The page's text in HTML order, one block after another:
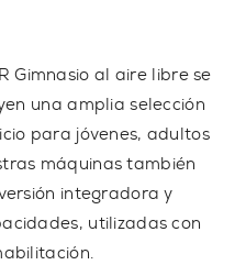
Gimnasio al aire libre se
una amplia selección
para jóvenes, adultos
máquinas también
integradora y
utilizadas con